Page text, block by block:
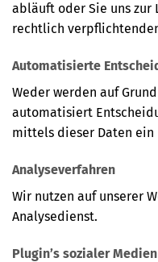
abläuft oder Sie uns zur
rechtlich
Automatisierte
Weder werden auf
automatisiert
mittels dieser Daten ein
Analyseverfahren
Wir nutzen auf unserer
Analysedienst.
Plugin’s sozialer Medien